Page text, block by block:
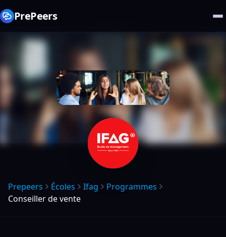
PrePeers
Prepeers Écoles Ifag
Programmes
Conseiller de vente